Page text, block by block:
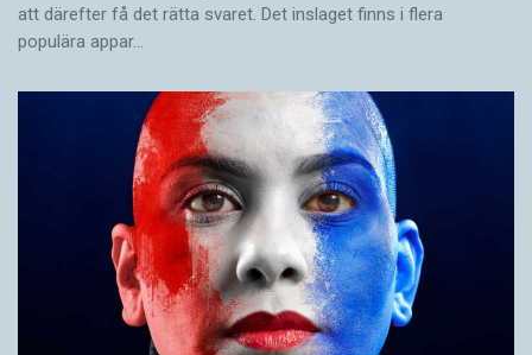
att därefter få det rätta svaret. Det inslaget finns i flera
populära appar…